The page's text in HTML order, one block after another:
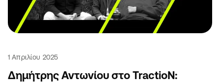
1 Απριλίου 2025
Δημήτρης Αντωνίου στο TractioN: